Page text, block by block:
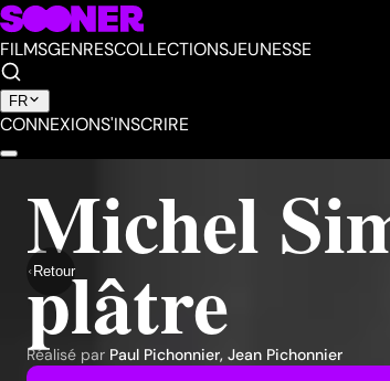
FILMSGENRESCOLLECTIONSJEUNESSE
FR
CONNEXIONS'INSCRIRE
Retour
Michel
plâtre
Réalisé par Paul Pichonnier, Jean Pichonnier